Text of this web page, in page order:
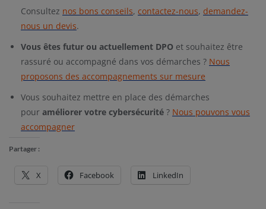
Consultez nos bons conseils, contactez-nous, demandez-
nous un devis.
Vous êtes futur ou actuellement DPO et souhaitez être
rassuré ou accompagné dans vos démarches ? Nous
proposons des accompagnements sur mesure
Vous souhaitez mettre en place des démarches
pour améliorer votre cybersécurité ? Nous pouvons vous
accompagner
Partager :
X Facebook LinkedIn